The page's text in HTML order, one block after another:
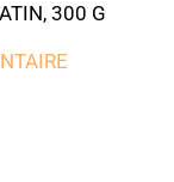
300 G